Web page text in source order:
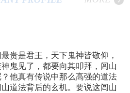
贵是君王，天下鬼神皆敬仰，
鬼见了，都要向其叩拜，闾山
他真有传说中那么高强的道法
道法背后的玄机。要说这闾山